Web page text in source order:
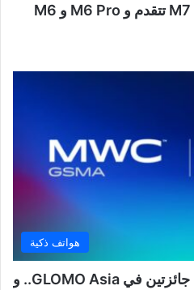
آبل تُغيّر خططها.. معالجات M7 تتقدم و M6 Pro و M6
هواتف ذكية
Honor Magic V6 يخطف جائزتين في GLOMO Asia.. و